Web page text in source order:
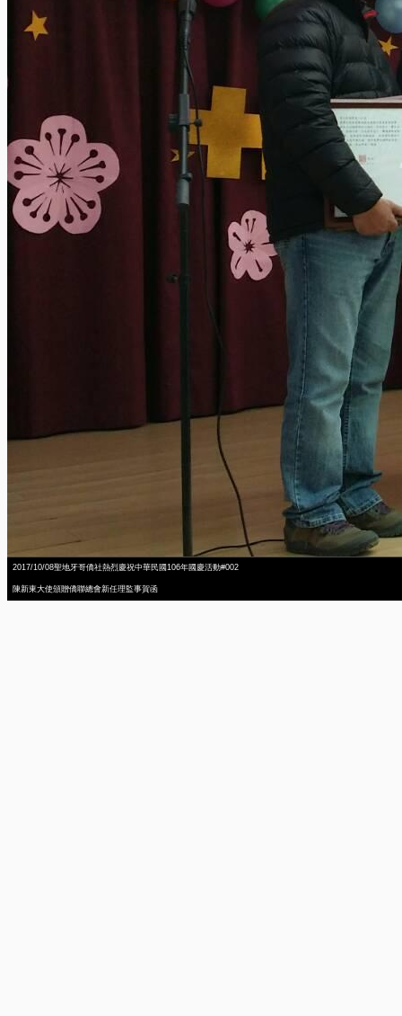
2017/10/08聖地牙哥僑社熱烈慶祝中華民國106年國慶活動#002
陳新東大使頒贈僑聯總會新任理監事賀函